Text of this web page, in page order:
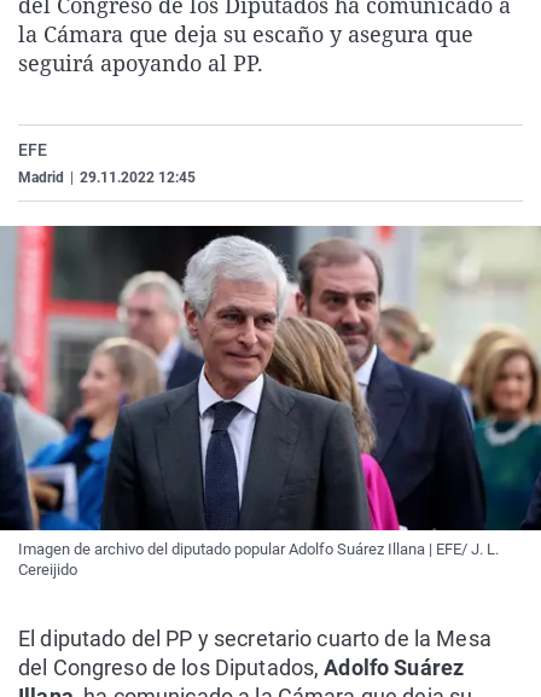
La rosa de los vientos
Caso
Extremadura
Virales
la Cámara que deja su escaño y asegura que
seguirá apoyando al PP.
EFE
Madrid 29.11.2022 12:45
Imagen de archivo del diputado popular Adolfo Suárez Illana | EFE/ J. L.
Cereijido
El diputado del PP y secretario cuarto de la Mesa
del Congreso de los Diputados,Adolfo Suárez